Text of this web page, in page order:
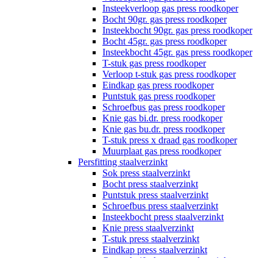
Insteekverloop gas press roodkoper
Bocht 90gr. gas press roodkoper
Insteekbocht 90gr. gas press roodkoper
Bocht 45gr. gas press roodkoper
Insteekbocht 45gr. gas press roodkoper
T-stuk gas press roodkoper
Verloop t-stuk gas press roodkoper
Eindkap gas press roodkoper
Puntstuk gas press roodkoper
Schroefbus gas press roodkoper
Knie gas bi.dr. press roodkoper
Knie gas bu.dr. press roodkoper
T-stuk press x draad gas roodkoper
Muurplaat gas press roodkoper
Persfitting staalverzinkt
Sok press staalverzinkt
Bocht press staalverzinkt
Puntstuk press staalverzinkt
Schroefbus press staalverzinkt
Insteekbocht press staalverzinkt
Knie press staalverzinkt
T-stuk press staalverzinkt
Eindkap press staalverzinkt